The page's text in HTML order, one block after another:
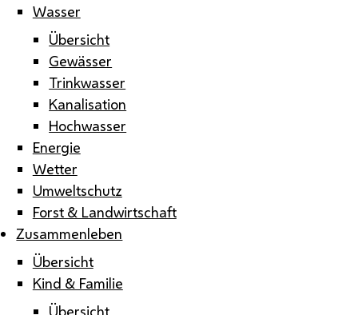
Wasser
Übersicht
Gewässer
Trinkwasser
Kanalisation
Hochwasser
Energie
Wetter
Umweltschutz
Forst & Landwirtschaft
Zusammenleben
Übersicht
Kind & Familie
Übersicht